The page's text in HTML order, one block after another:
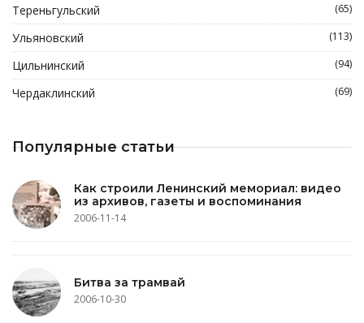
Тереньгульский (65)
Ульяновский (113)
Цильнинский (94)
Чердаклинский (69)
Популярные статьи
Как строили Ленинский мемориал: видео
из архивов, газеты и воспоминания
2006-11-14
Битва за трамвай
2006-10-30